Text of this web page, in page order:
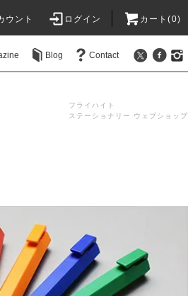
ウント ログイン カート(0)
Blog Contact
フライハイト
ステーショナリー ウェブショップ